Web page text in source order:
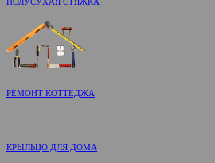
РЕМОНТ КОТТЕДЖА
КРЫЛЬЦО ДЛЯ ДОМА